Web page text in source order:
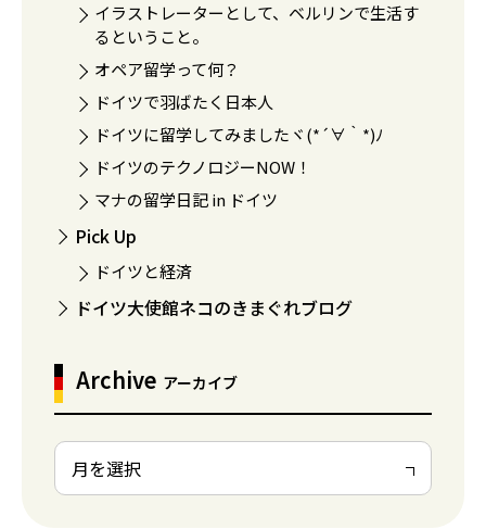
イラストレーターとして、ベルリンで生活す
るということ。
オペア留学って何？
ドイツで羽ばたく日本人
ドイツに留学してみましたヾ(*´∀｀*)ﾉ
ドイツのテクノロジーNOW！
マナの留学日記 in ドイツ
Pick Up
ドイツと経済
ドイツ大使館ネコのきまぐれブログ
Archive アーカイブ